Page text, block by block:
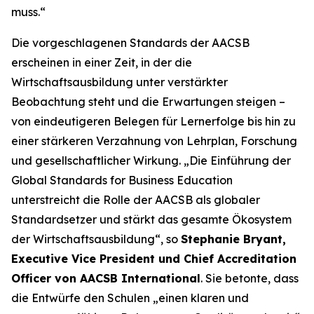
muss.“
Die vorgeschlagenen Standards der AACSB
erscheinen in einer Zeit, in der die
Wirtschaftsausbildung unter verstärkter
Beobachtung steht und die Erwartungen steigen –
von eindeutigeren Belegen für Lernerfolge bis hin zu
einer stärkeren Verzahnung von Lehrplan, Forschung
und gesellschaftlicher Wirkung. „Die Einführung der
Global Standards for Business Education
unterstreicht die Rolle der AACSB als globaler
Standardsetzer und stärkt das gesamte Ökosystem
der Wirtschaftsausbildung“, so Stephanie Bryant,
Executive Vice President und Chief Accreditation
Officer von AACSB International. Sie betonte, dass
die Entwürfe den Schulen „einen klaren und